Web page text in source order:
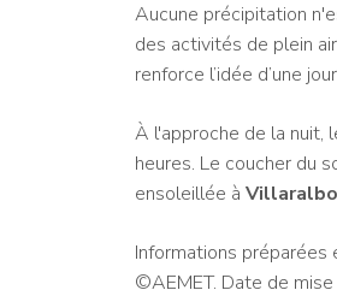
Aucune précipitation
des activités de plein
renforce l’idée d’une
À l'approche de la nuit,
heures. Le coucher du
ensoleillée à Villaralbo
Informations
©AEMET. Date de